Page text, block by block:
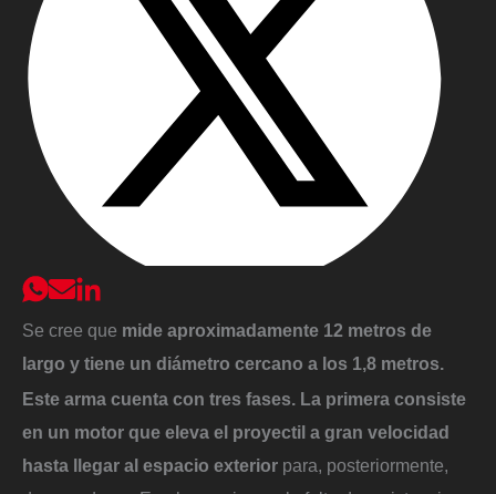
Se cree que mide aproximadamente 12 metros de
largo y tiene un diámetro cercano a los 1,8 metros.
Este arma cuenta con tres fases. La primera consiste
en un motor que eleva el proyectil a gran velocidad
hasta llegar al espacio exterior para, posteriormente,